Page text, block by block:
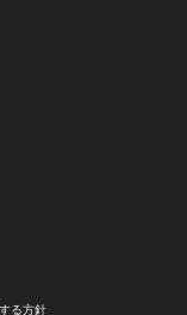
る方針